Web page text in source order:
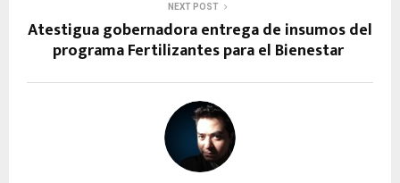
NEXT POST
Atestigua gobernadora entrega de insumos del
programa Fertilizantes para el Bienestar